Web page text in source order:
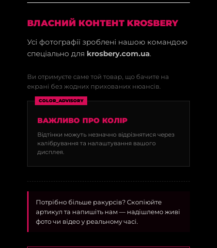
ВЛАСНИЙ КОНТЕНТ KROSBERY
Усі фотографії зроблені нашою командою
спеціально для krosbery.com.ua.
Ви отримуєте саме той товар, що бачите на
екрані без жодних прихованих нюансів.
COLOR_ADVISORY
ВАЖЛИВО ПРО КОЛІР
Відтінки можуть незначно відрізнятися через
калібрування та налаштування вашого
дисплея.
Потрібно більше ракурсів? Скопіюйте
артикул та напишіть нам — надішлемо живі
фото чи відео у реальному часі.